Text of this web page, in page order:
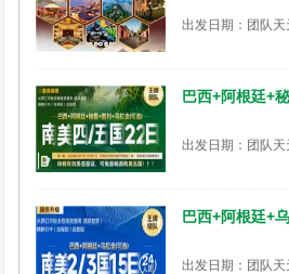
出发日期：团队
巴西+阿根廷+
出发日期：团队
巴西+阿根廷+
出发日期：团队